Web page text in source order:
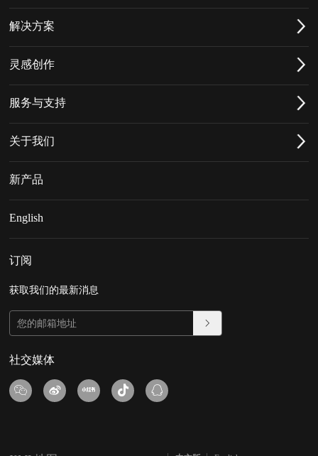
解决方案
灵感创作
服务与支持
关于我们
新产品
English
订阅
获取我们的最新消息
社交媒体